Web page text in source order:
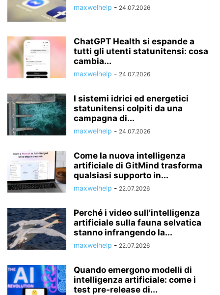
maxwelhelp - 24.07.2026
ChatGPT Health si espande a
tutti gli utenti statunitensi: cosa
cambia...
maxwelhelp - 24.07.2026
I sistemi idrici ed energetici
statunitensi colpiti da una
campagna di...
maxwelhelp - 24.07.2026
Come la nuova intelligenza
artificiale di GitMind trasforma
qualsiasi supporto in...
maxwelhelp - 22.07.2026
Perché i video sull’intelligenza
artificiale sulla fauna selvatica
stanno infrangendo la...
maxwelhelp - 22.07.2026
Quando emergono modelli di
intelligenza artificiale: come i
test pre-release di...